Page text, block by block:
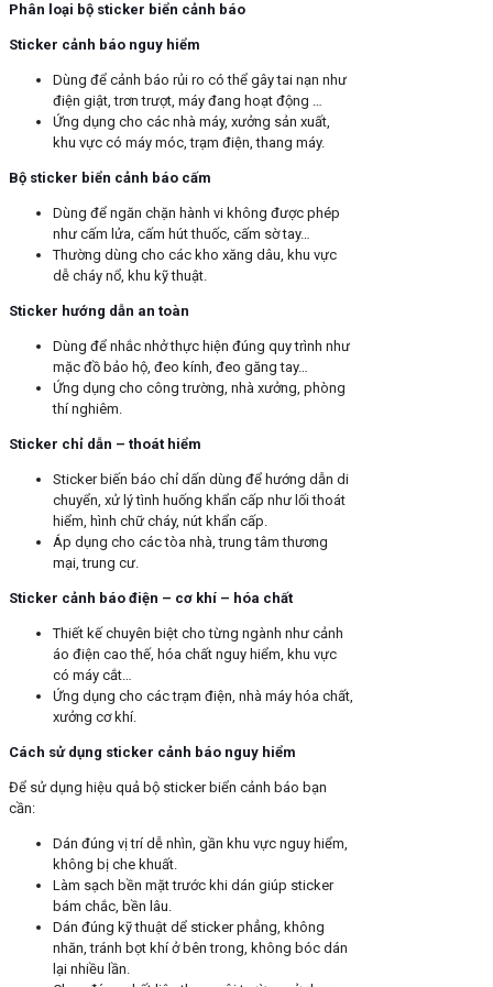
Phân loại bộ sticker biển cảnh báo
Sticker cảnh báo nguy hiểm
Dùng để cảnh báo rủi ro có thể gây tai nạn như
điện giật, trơn trượt, máy đang hoạt động …
Ứng dụng cho các nhà máy, xưởng sản xuất,
khu vực có máy móc, trạm điện, thang máy.
Bộ sticker biển cảnh báo cấm
Dùng để ngăn chặn hành vi không được phép
như cấm lửa, cấm hút thuốc, cấm sờ tay…
Thường dùng cho các kho xăng dâu, khu vực
dễ cháy nổ, khu kỹ thuật.
Sticker hướng dẫn an toàn
Dùng để nhắc nhở thực hiện đúng quy trình như
mặc đồ bảo hộ, đeo kính, đeo găng tay…
Ứng dụng cho công trường, nhà xưởng, phòng
thí nghiêm.
Sticker chỉ dẫn – thoát hiểm
Sticker biến báo chỉ dấn dùng để hướng dẫn di
chuyển, xử lý tình huống khẩn cấp như lối thoát
hiểm, hình chữ cháy, nút khẩn cấp.
Áp dụng cho các tòa nhà, trung tâm thương
mại, trung cư.
Sticker cảnh báo điện – cơ khí – hóa chất
Thiết kế chuyên biệt cho từng ngành như cảnh
áo điện cao thế, hóa chất nguy hiểm, khu vực
có máy cắt…
Ứng dụng cho các trạm điện, nhà máy hóa chất,
xưởng cơ khí.
Cách sử dụng sticker cảnh báo nguy hiểm
Để sử dụng hiệu quả bộ sticker biển cảnh báo bạn
cần:
Dán đúng vị trí dễ nhìn, gần khu vực nguy hiểm,
không bị che khuất.
Làm sạch bền mặt trước khi dán giúp sticker
bám chắc, bền lâu.
Dán đúng kỹ thuật dể sticker phẳng, không
nhăn, tránh bọt khí ở bên trong, không bóc dán
lại nhiều lần.